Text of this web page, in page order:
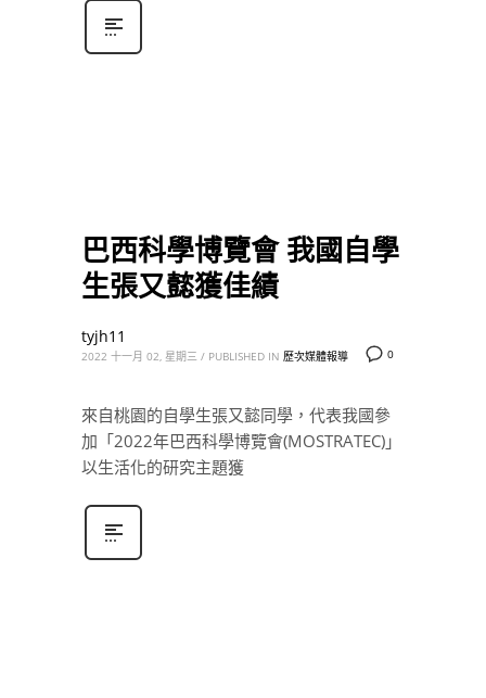
巴西科學博覽會 我國自學
生張又懿獲佳績
0
tyjh11
2022 十一月 02, 星期三 / PUBLISHED IN 歷次媒體報導
來自桃園的自學生張又懿同學，代表我國參
加「2022年巴西科學博覽會(MOSTRATEC)」
以生活化的研究主題獲